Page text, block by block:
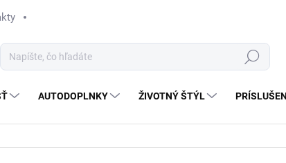
Hľadať
AUTODOPLNKY ŽIVOTNÝ ŠTÝL